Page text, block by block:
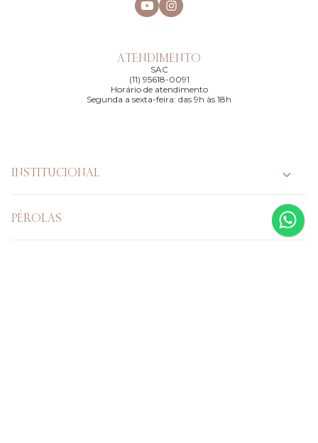
ATENDIMENTO
SAC
(11) 95618-0091
Horário de atendimento
Segunda a sexta-feira: das 9h às 18h
INSTITUCIONAL
PÉROLAS